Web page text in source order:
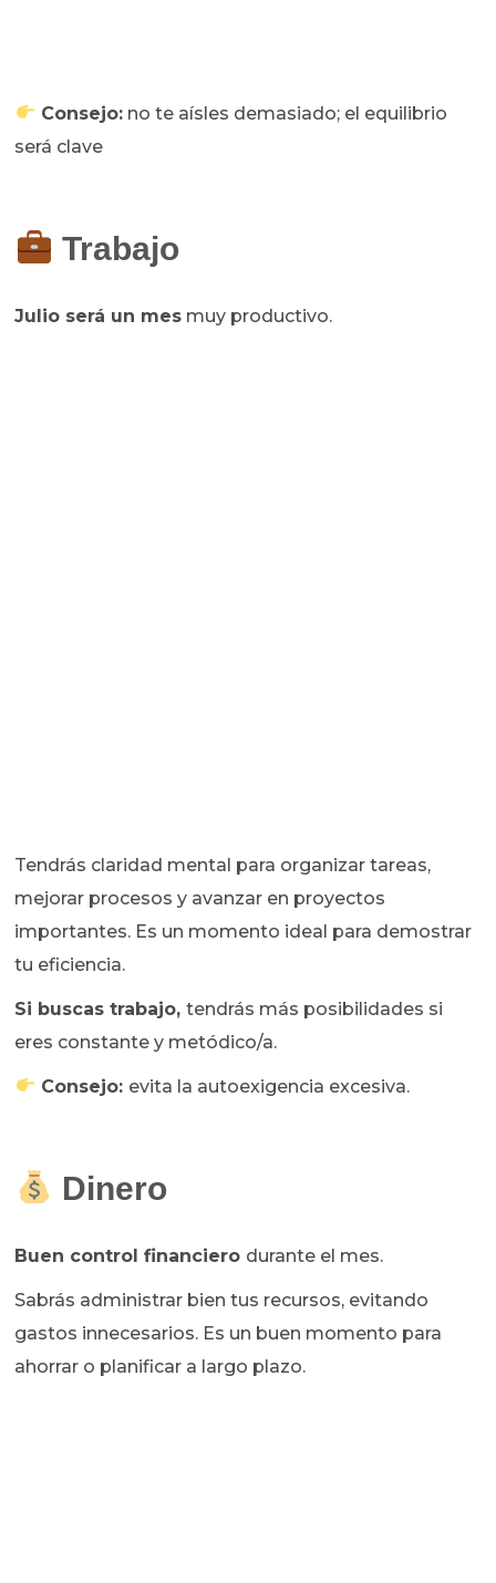
Consejo:no te aísles demasiado; el equilibrio
será clave
Trabajo
Julio será un mes muy productivo.
Tendrás claridad mental para organizar tareas,
mejorar procesos y avanzar en proyectos
importantes. Es un momento ideal para demostrar
tu eficiencia.
Si buscas trabajo,tendrás más posibilidades si
eres constante y metódico/a.
Consejo: evita la autoexigencia excesiva.
Dinero
Buen control financiero durante el mes.
Sabrás administrar bien tus recursos, evitando
gastos innecesarios. Es un buen momento para
ahorrar o planificar a largo plazo.